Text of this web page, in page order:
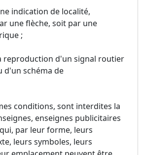
indication de localité,
une flèche, soit par une
;
reproduction d'un signal routier
d'un schéma de
conditions, sont interdites la
enseignes publicitaires
par leur forme, leurs
leurs symboles, leurs